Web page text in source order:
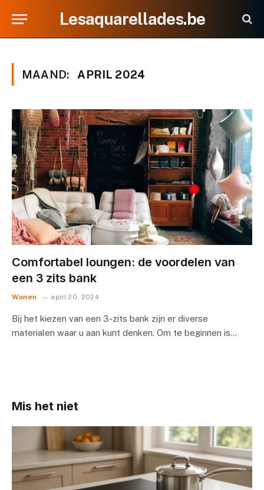
Lesaquarellades.be
MAAND: APRIL 2024
Comfortabel loungen: de voordelen van
een 3 zits bank
Wonen april 20, 2024
Bij het kiezen van een 3-zits bank zijn er diverse
materialen waar u aan kunt denken. Om te beginnen is…
Mis het niet